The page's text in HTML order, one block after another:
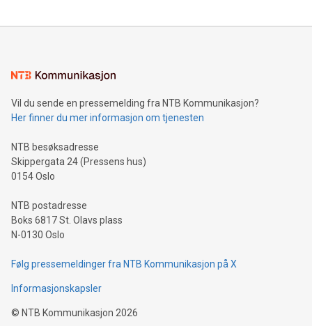
Vil du sende en pressemelding fra NTB Kommunikasjon?
Her finner du mer informasjon om tjenesten
NTB besøksadresse
Skippergata 24 (Pressens hus)
0154 Oslo
NTB postadresse
Boks 6817 St. Olavs plass
N-0130 Oslo
Følg pressemeldinger fra NTB Kommunikasjon på X
Informasjonskapsler
© NTB Kommunikasjon 2026